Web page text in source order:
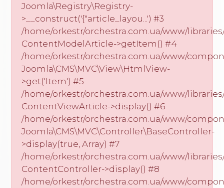
Joomla\Registry\Registry-
>__construct('{"article_layou...') #3
/home/orkestr/orchestra.com.ua/www/
ContentModelArticle->getItem() #4
/home/orkestr/orchestra.com.ua/www/
Joomla\CMS\MVC\View\HtmlView-
>get('Item') #5
/home/orkestr/orchestra.com.ua/www/
ContentViewArticle->display() #6
/home/orkestr/orchestra.com.ua/www/
Joomla\CMS\MVC\Controller\BaseController-
>display(true, Array) #7
/home/orkestr/orchestra.com.ua/www/
ContentController->display() #8
/home/orkestr/orchestra.com.ua/www/